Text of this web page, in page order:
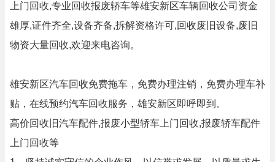
上门回收,专业回收报废轿车等雄安新区车辆回收公司资金
雄厚,证件齐全,设备齐备,拆解资格许可,回收废旧设备,废旧
物资大量回收,欢迎来电咨询。
雄安新区汽车回收免费拖车，免费办理注销，免费办理车补
贴，在线预约汽车回收服务，雄安新区即呼即到。
高价回收旧汽车配件,报废小型轿车上门回收,报废轿车配件
上门回收等